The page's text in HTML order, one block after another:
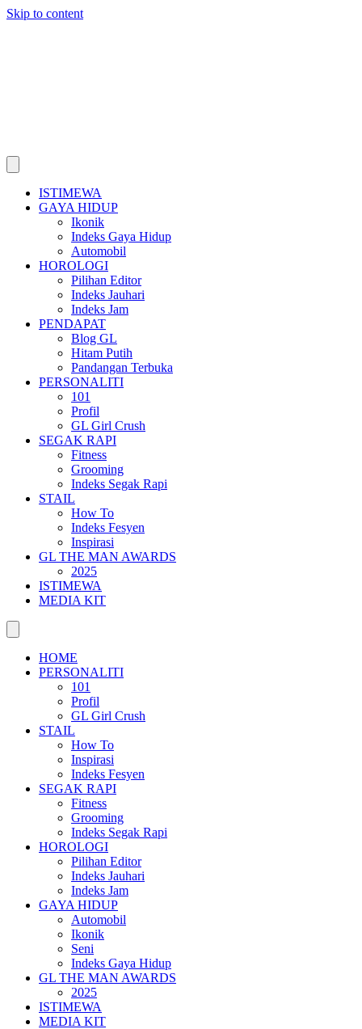
Skip to content
ISTIMEWA
GAYA HIDUP
Ikonik
Indeks Gaya Hidup
Automobil
HOROLOGI
Pilihan Editor
Indeks Jauhari
Indeks Jam
PENDAPAT
Blog GL
Hitam Putih
Pandangan Terbuka
PERSONALITI
101
Profil
GL Girl Crush
SEGAK RAPI
Fitness
Grooming
Indeks Segak Rapi
STAIL
How To
Indeks Fesyen
Inspirasi
GL THE MAN AWARDS
2025
ISTIMEWA
MEDIA KIT
HOME
PERSONALITI
101
Profil
GL Girl Crush
STAIL
How To
Inspirasi
Indeks Fesyen
SEGAK RAPI
Fitness
Grooming
Indeks Segak Rapi
HOROLOGI
Pilihan Editor
Indeks Jauhari
Indeks Jam
GAYA HIDUP
Automobil
Ikonik
Seni
Indeks Gaya Hidup
GL THE MAN AWARDS
2025
ISTIMEWA
MEDIA KIT